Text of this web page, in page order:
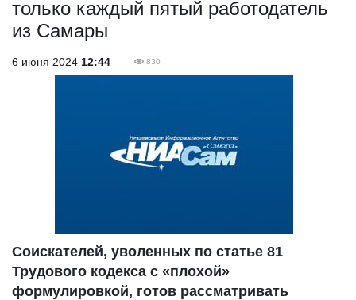
только каждый пятый работодатель
из Самары
6 июня 2024 12:44 830
Соискателей, уволенных по статье 81
Трудового кодекса с «плохой»
формулировкой, готов рассматривать